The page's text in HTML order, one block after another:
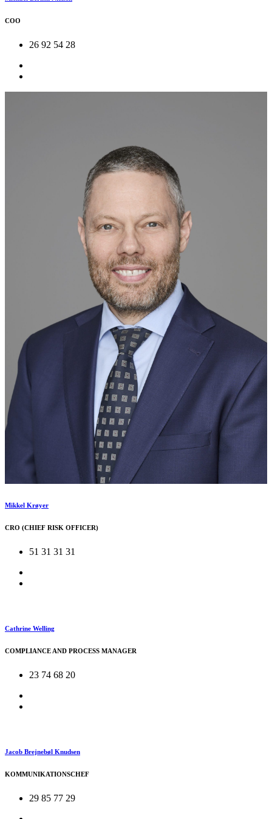
COO
26 92 54 28
Mikkel Krøyer
CRO (CHIEF RISK OFFICER)
51 31 31 31
Cathrine Welling
COMPLIANCE AND PROCESS MANAGER
23 74 68 20
Jacob Brejnebøl Knudsen
KOMMUNIKATIONSCHEF
29 85 77 29